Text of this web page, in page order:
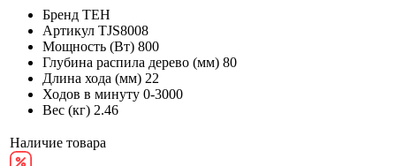
Бренд TEH
Артикул TJS8008
Мощность (Вт) 800
Глубина распила дерево (мм) 80
Длина хода (мм) 22
Ходов в минуту 0-3000
Вес (кг) 2.46
Наличие товара